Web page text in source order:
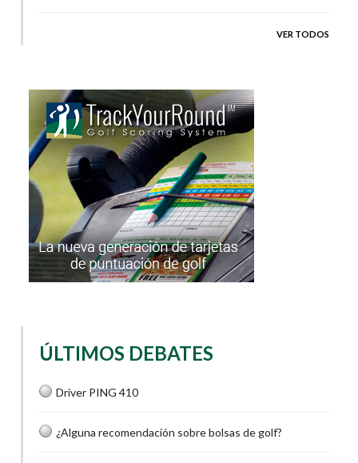
VER TODOS
ÚLTIMOS DEBATES
Driver PING 410
¿Alguna recomendación sobre bolsas de golf?